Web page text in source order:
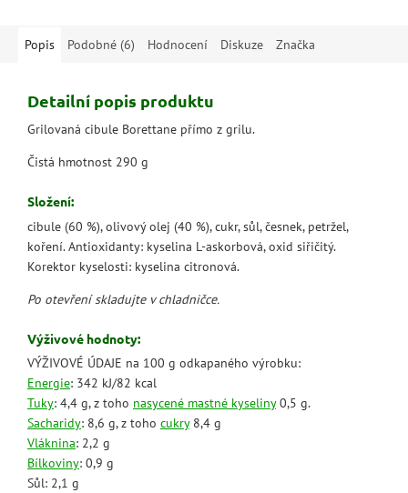
Popis Podobné (6) Hodnocení Diskuze Značka
Detailní popis produktu
Grilovaná cibule Borettane přímo z grilu.
Čistá hmotnost 290 g
Složení:
cibule (60 %), olivový olej (40 %), cukr, sůl, česnek, petržel,
koření. Antioxidanty: kyselina L-askorbová, oxid siřičitý.
Korektor kyselosti: kyselina citronová.
Po otevření skladujte v chladničce.
Výživové hodnoty:
VÝŽIVOVÉ ÚDAJE na 100 g odkapaného výrobku:
Energie: 342 kJ/82 kcal
Tuky: 4,4 g, z toho nasycené mastné kyseliny0,5 g.
Sacharidy: 8,6 g, z toho cukry8,4 g
Vláknina: 2,2 g
Bílkoviny: 0,9 g
Sůl: 2,1 g